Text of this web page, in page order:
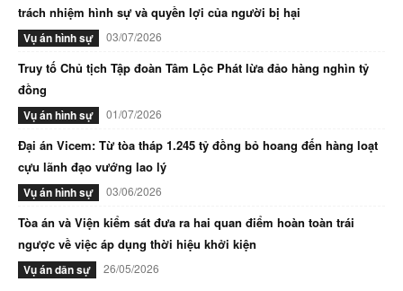
trách nhiệm hình sự và quyền lợi của người bị hại
Vụ án hình sự 03/07/2026
Truy tố Chủ tịch Tập đoàn Tâm Lộc Phát lừa đảo hàng nghìn tỷ
đồng
Vụ án hình sự 01/07/2026
Đại án Vicem: Từ tòa tháp 1.245 tỷ đồng bỏ hoang đến hàng loạt
cựu lãnh đạo vướng lao lý
Vụ án hình sự 03/06/2026
Tòa án và Viện kiểm sát đưa ra hai quan điểm hoàn toàn trái
ngược về việc áp dụng thời hiệu khởi kiện
Vụ án dân sự 26/05/2026